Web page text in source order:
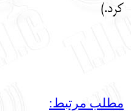
کرد.)
مطلب مرتبط: